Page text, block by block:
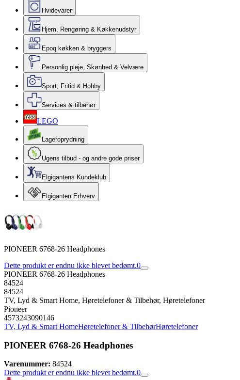
Hvidevarer
Hjem, Rengøring & Køkkenudstyr
Epoq køkken & bryggers
Personlig pleje, Skønhed & Velvære
Sport, Fritid & Hobby
Services & tilbehør
LEGO
Lageroprydning
Ugens tilbud - og andre gode priser
Elgigantens Kundeklub
Elgiganten Erhverv
PIONEER 6768-26 Headphones
Dette produkt er endnu ikke blevet bedømt.0
PIONEER 6768-26 Headphones
84524
84524
TV, Lyd & Smart Home, Høretelefoner & Tilbehør, Høretelefoner
Pioneer
4573243090146
TV, Lyd & Smart HomeHøretelefoner & TilbehørHøretelefoner
PIONEER 6768-26 Headphones
Varenummer: 84524
Dette produkt er endnu ikke blevet bedømt.0